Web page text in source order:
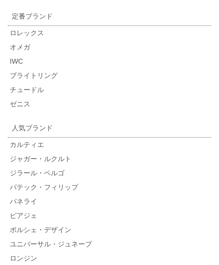
定番ブランド
ロレックス
オメガ
IWC
ブライトリング
チュードル
ゼニス
人気ブランド
カルティエ
ジャガー・ルクルト
ジラール・ペルゴ
パテック・フィリップ
パネライ
ピアジェ
ポルシェ・デザイン
ユニバーサル・ジュネーブ
ロンジン